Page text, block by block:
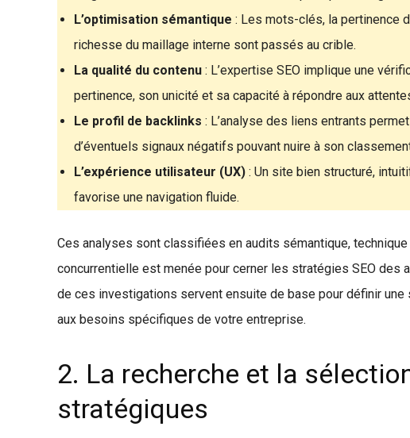
L’optimisation sémantique : Les mots-clés, la pertinence
richesse du maillage interne sont passés au crible.
La qualité du contenu : L’expertise SEO implique une
pertinence, son unicité et sa capacité à répondre aux
Le profil de backlinks : L’analyse des liens entrants
d’éventuels signaux négatifs pouvant nuire à son
L’expérience utilisateur (UX) : Un site bien structuré,
favorise une navigation fluide.
Ces analyses sont classifiées en audits sémantique,
concurrentielle est menée pour cerner les stratégies SEO des
de ces investigations servent ensuite de base pour définir
aux besoins spécifiques de votre entreprise.
2. La recherche et la
stratégiques